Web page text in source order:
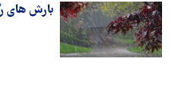
بارش های